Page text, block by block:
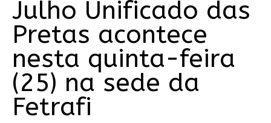
Julho Unificado das
Pretas acontece
nesta quinta-feira
(25) na sede da
Fetrafi